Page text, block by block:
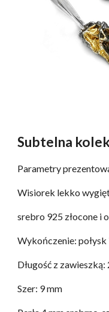
Subtelna
Parametry
Wisiorek lekko
srebro 925 złocone i
Wykończenie: połysk
Długość z zawieszką:
Szer: 9 mm